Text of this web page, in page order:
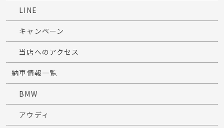
LINE
キャンペーン
当店へのアクセス
納車情報一覧
BMW
アウディ